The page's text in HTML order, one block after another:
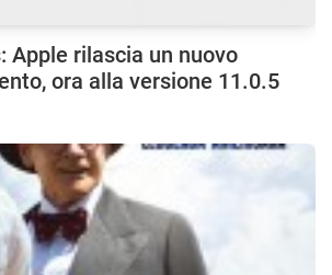
Apple rilascia un nuovo
ora alla versione 11.0.5